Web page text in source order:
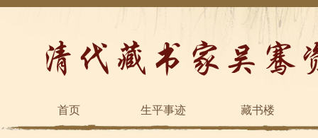
首页 生平事迹 藏书楼